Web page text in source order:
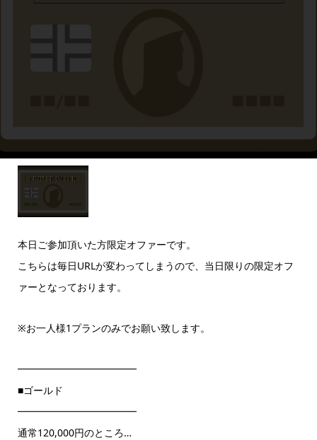
本日ご参加頂いた方限定オファーです。
こちらは毎日URLが変わってしまうので、当日限りの限定オフ
ァーとなっております。
※お一人様1プランのみでお願い致します。
━━━━━━━━━━━━
■ゴールド
━━━━━━━━━━━━
通常120,000円のところ…